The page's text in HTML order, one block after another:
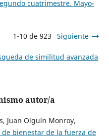
cuatrimestre. Mayo-
1-10 de 923 Siguiente
de similitud avanzada
autor/a
Juan Olguín Monroy,
bienestar de la fuerza de